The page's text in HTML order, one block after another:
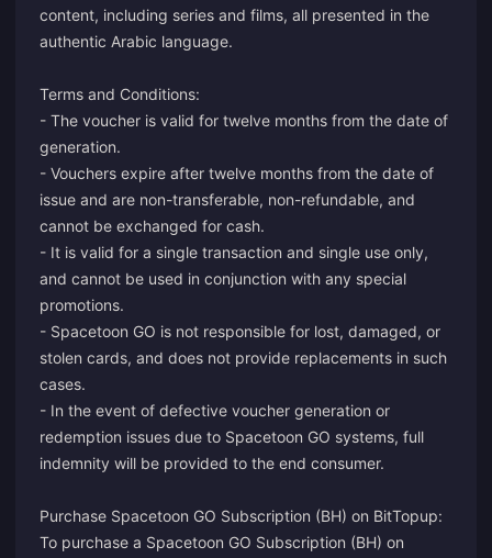
content, including series and films, all presented in the
authentic Arabic language.
Terms and Conditions:
- The voucher is valid for twelve months from the date of
generation.
- Vouchers expire after twelve months from the date of
issue and are non-transferable, non-refundable, and
cannot be exchanged for cash.
- It is valid for a single transaction and single use only,
and cannot be used in conjunction with any special
promotions.
- Spacetoon GO is not responsible for lost, damaged, or
stolen cards, and does not provide replacements in such
cases.
- In the event of defective voucher generation or
redemption issues due to Spacetoon GO systems, full
indemnity will be provided to the end consumer.
Purchase Spacetoon GO Subscription (BH) on BitTopup:
To purchase a Spacetoon GO Subscription (BH) on